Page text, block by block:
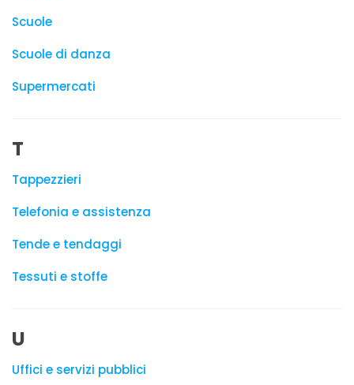
Scuole
Scuole di danza
Supermercati
T
Tappezzieri
Telefonia e assistenza
Tende e tendaggi
Tessuti e stoffe
U
Uffici e servizi pubblici